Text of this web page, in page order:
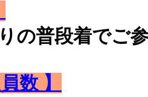
の普段着でご
数 】